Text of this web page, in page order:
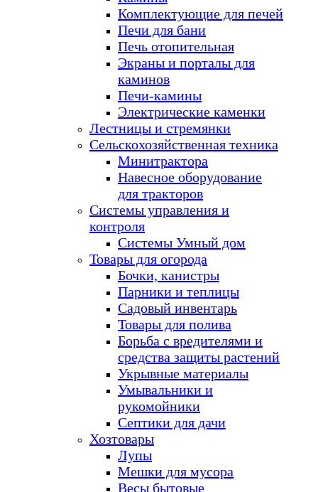
Комплектующие для печей
Печи для бани
Печь отопительная
Экраны и порталы для
каминов
Печи-камины
Электрические каменки
Лестницы и стремянки
Сельскохозяйственная техника
Минитрактора
Навесное оборудование
для тракторов
Системы управления и
контроля
Системы Умный дом
Товары для огорода
Бочки, канистры
Парники и теплицы
Садовый инвентарь
Товары для полива
Борьба с вредителями и
средства защиты растений
Укрывные материалы
Умывальники и
рукомойники
Септики для дачи
Хозтовары
Лупы
Мешки для мусора
Весы бытовые